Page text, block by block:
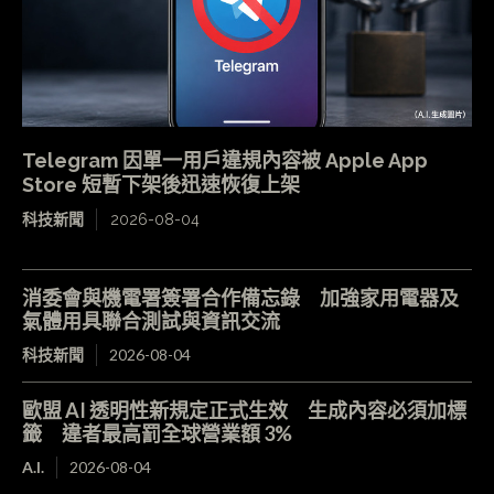
Telegram 因單一用戶違規內容被 Apple App
Store 短暫下架後迅速恢復上架
科技新聞 2026-08-04
消委會與機電署簽署合作備忘錄 加強家用電器及
氣體用具聯合測試與資訊交流
科技新聞 2026-08-04
歐盟 AI 透明性新規定正式生效 生成內容必須加標
籤 違者最高罰全球營業額 3%
A.I. 2026-08-04